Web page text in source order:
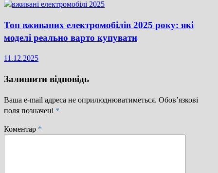
Топ вживаних електромобілів 2025 року: які
моделі реально варто купувати
11.12.2025
Залишити відповідь
Ваша e-mail адреса не оприлюднюватиметься. Обов’язкові
поля позначені *
Коментар *